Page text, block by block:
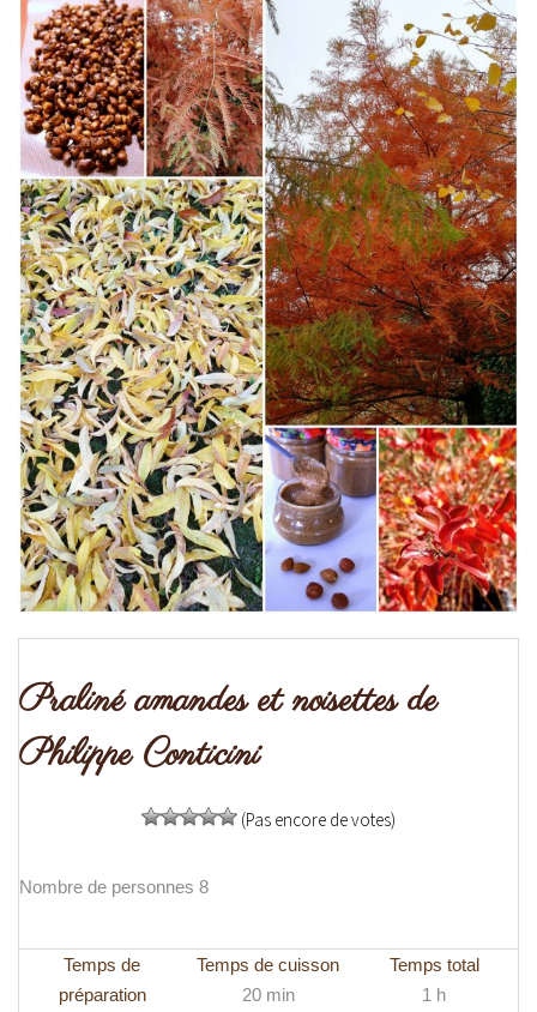
Praliné amandes et noisettes de
Philippe Conticini
(Pas encore de votes)
Nombre de personnes 8
Temps de
préparation
Temps de cuisson
20 min
Temps total
1 h